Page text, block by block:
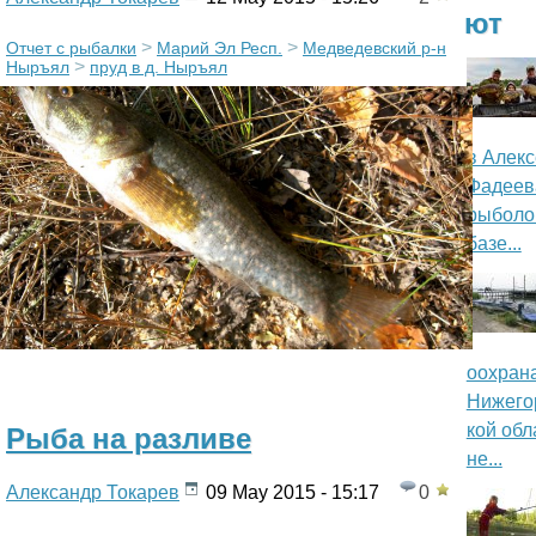
о
р
м
а
ц
и
о
н
ы
Отчет с рыбалки > Марий Эл Респ. > Медведевский р-н
Ныръял > пруд в д. Ныръял
Рыба на разливе
Александр Токарев 09 May 2015 - 15:17 0 0
ют
в
базе...
кой
не...